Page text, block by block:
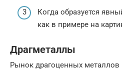
Когда образуется
как в примере на
Драгметаллы
Рынок драгоценных металлов